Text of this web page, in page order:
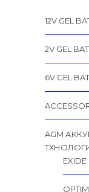
12V GEL
2V GEL
6V GEL
AGM
EXIDE